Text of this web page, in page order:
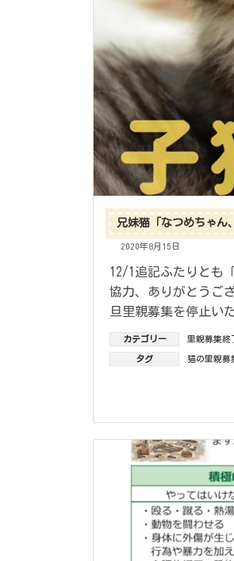
兄妹猫「なつめちゃん
2020年8月15日
12/1追記ふたりとも
協力、ありがとうご
旦里親募集を停止
カテゴリー 里親募集終
タグ 猫の里親募